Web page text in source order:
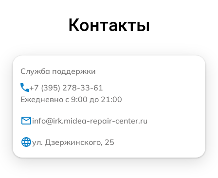
Контакты
Служба поддержки
+7 (395) 278-33-61
Ежедневно с 9:00 до 21:00
info@irk.midea-repair-center.ru
ул. Дзержинского, 25